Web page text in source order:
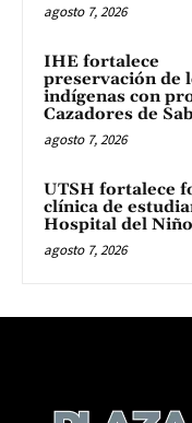
agosto 7, 2026
IHE fortalece
preservación de
indígenas con
Cazadores de
agosto 7, 2026
UTSH fortalece
clínica de
Hospital del
agosto 7, 2026